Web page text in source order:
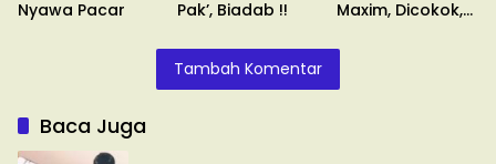
Nyawa Pacar
Pak’, Biadab !!
Maxim, Dicokok,
Tambah Komentar
Baca Juga